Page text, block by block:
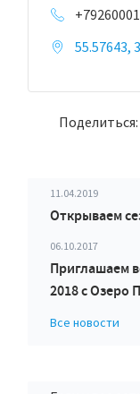
55.57643,
Поделиться:
11.04.2019
Открываем
06.10.2017
Приглашаем
2018 с Озеро
Все новости